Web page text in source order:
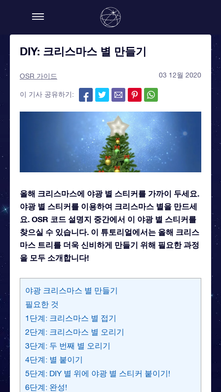
DIY: 크리스마스 별 만들기
OSR 가이드 03 12월 2020
이 기사 공유하기:
올해 크리스마스에 야광 별 스티커를 가까이 두세요.
야광 별 스티커를 이용하여 크리스마스 별을 만드세
요. OSR 코드 설명지 중간에서 이 야광 별 스티커를
찾으실 수 있습니다. 이 튜토리얼에서는 올해 크리스
마스 트리를 더욱 신비하게 만들기 위해 필요한 과정
을 모두 소개합니다!
야광 크리스마스 별 만들기
필요한 것
1단계: 크리스마스 별 접기
2단계: 크리스마스 별 오리기
3단계: 두 번째 별 오리기
4단계: 별 붙이기
5단계: DIY 별 위에 야광 별 스티커 붙이기!
6단계: 완성!